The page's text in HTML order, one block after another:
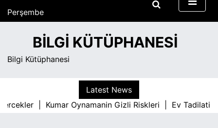
Perşembe
Ağustos 6, 2026
6:08 amBILGI KÜTÜPHANESI
Bilgi Kütüphanesi
Latest News
|
Kumar Oynamanin Gizli Riskleri | Ev